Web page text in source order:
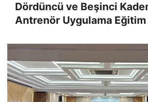
Dördüncü ve Beşinci
Antrenör Uygulama Eğitim